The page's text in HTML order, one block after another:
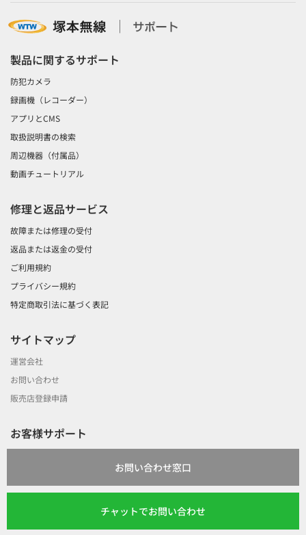
製品に関するサポート
防犯カメラ
録画機（レコーダー）
アプリとCMS
取扱説明書の検索
周辺機器（付属品）
動画チュートリアル
修理と返品サービス
故障または修理の受付
返品または返金の受付
ご利用規約
プライバシー規約
特定商取引法に基づく表記
サイトマップ
運営会社
お問い合わせ
販売店登録申請
お客様サポート
お問い合わせ窓口
チャットでお問い合わせ